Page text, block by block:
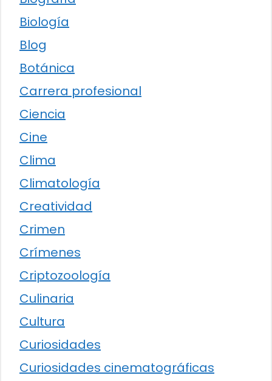
Biología
Blog
Botánica
Carrera profesional
Ciencia
Cine
Clima
Climatología
Creatividad
Crimen
Crímenes
Criptozoología
Culinaria
Cultura
Curiosidades
Curiosidades cinematográficas